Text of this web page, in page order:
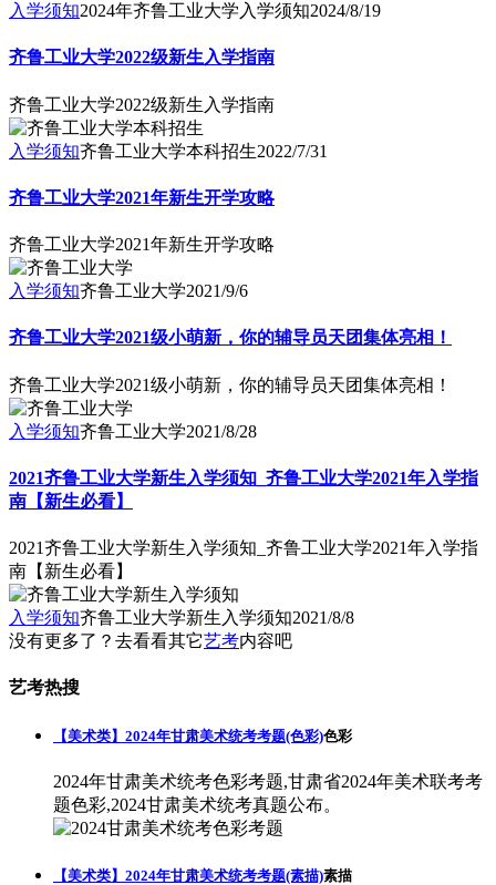
入学须知2024年齐鲁工业大学入学须知2024/8/19
齐鲁工业大学2022级新生入学指南
齐鲁工业大学2022级新生入学指南
入学须知齐鲁工业大学本科招生2022/7/31
齐鲁工业大学2021年新生开学攻略
齐鲁工业大学2021年新生开学攻略
入学须知齐鲁工业大学2021/9/6
齐鲁工业大学2021级小萌新，你的辅导员天团集体亮相！
齐鲁工业大学2021级小萌新，你的辅导员天团集体亮相！
入学须知齐鲁工业大学2021/8/28
2021齐鲁工业大学新生入学须知_齐鲁工业大学2021年入学指
南【新生必看】
2021齐鲁工业大学新生入学须知_齐鲁工业大学2021年入学指
南【新生必看】
入学须知齐鲁工业大学新生入学须知2021/8/8
没有更多了？去看看其它艺考内容吧
艺考热搜
【美术类】2024年甘肃美术统考考题(色彩)色彩
2024年甘肃美术统考色彩考题,甘肃省2024年美术联考考
题色彩,2024甘肃美术统考真题公布。
【美术类】2024年甘肃美术统考考题(素描)素描